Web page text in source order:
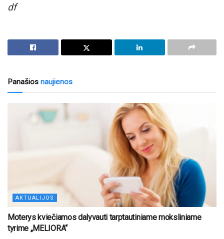
df
Panašios naujienos
AKTUALIJOS
Moterys kviečiamos dalyvauti tarptautiniame moksliniame
tyrime „MELIORA“